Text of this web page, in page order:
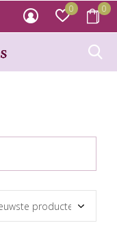
0 0